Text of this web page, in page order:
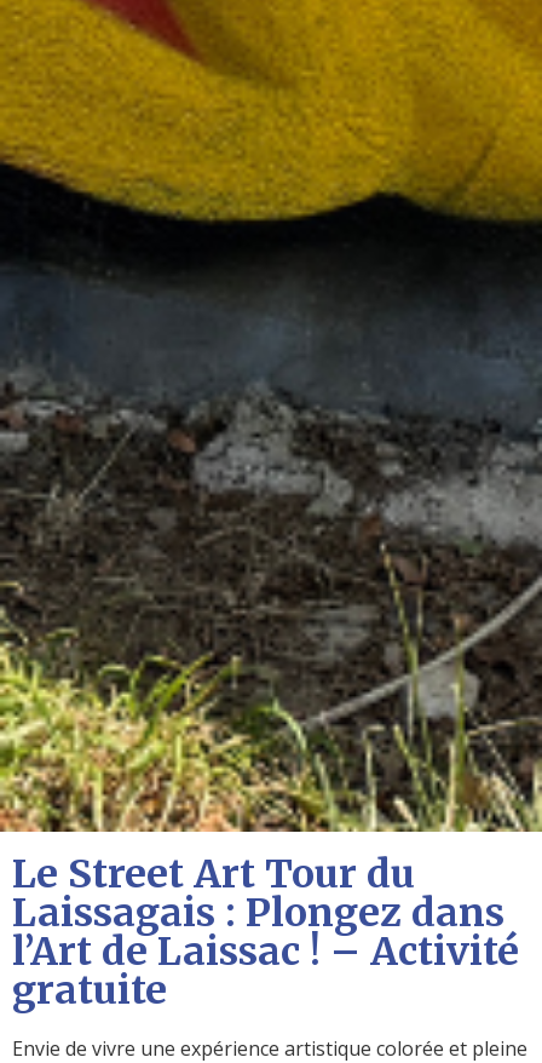
Le Street Art Tour du
Laissagais : Plongez dans
l’Art de Laissac ! – Activité
gratuite
Envie de vivre une expérience artistique colorée et pleine